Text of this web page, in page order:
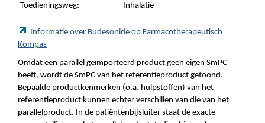
Toedieningsweg:
Inhalatie
Informatie over Budesonide op Farmacotherapeutisch
Kompas
Omdat een parallel geïmporteerd product geen eigen SmPC
heeft, wordt de SmPC van het referentieproduct getoond.
Bepaalde productkenmerken (o.a. hulpstoffen) van het
referentieproduct kunnen echter verschillen van die van het
parallelproduct. In de patiëntenbijsluiter staat de exacte